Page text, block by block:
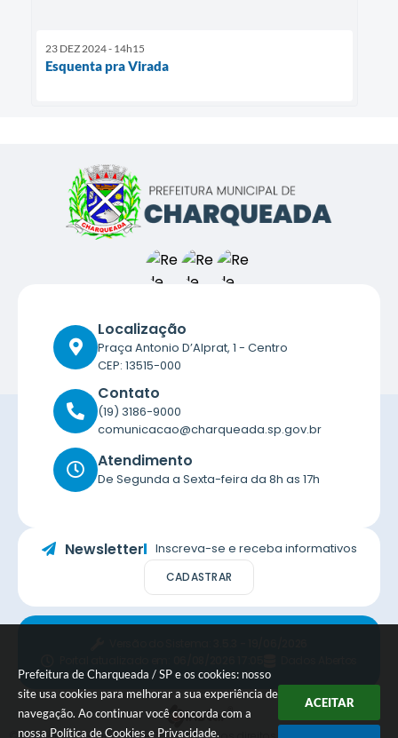
Prefeitura de Charqueada / SP e os cookies: nosso
site usa cookies para melhorar a sua experiência de
navegação. Ao continuar você concorda com a
nossa Política de Cookies e Privacidade.
ACEITAR
23 DEZ 2024 - 14h15
Esquenta pra Virada
Localização
Praça Antonio D’Alprat, 1 - Centro
CEP: 13515-000
Contato
(19) 3186-9000
comunicacao@charqueada.sp.gov.br
Atendimento
De Segunda a Sexta-feira da 8h as 17h
Newsletter Inscreva-se e receba informativos
CADASTRAR